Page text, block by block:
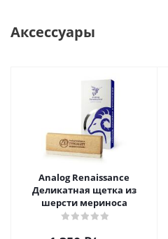
Аксессуары
Analog Renaissance
Деликатная щетка из
шерсти мериноса